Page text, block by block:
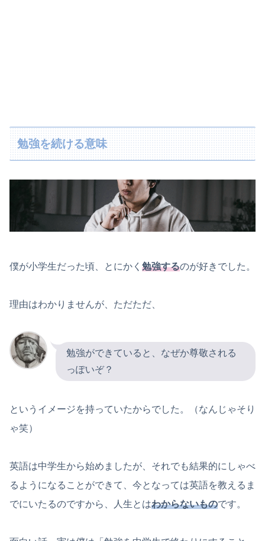
勉強を続ける意味
僕が小学生だった頃、とにかく 勉強するのが好きでした。
理由はわかりませんが、ただただ、
勉強ができていると、なぜか尊敬される
っぽいぞ？
というイメージを持っていたからでした。（なんじゃそり
ゃ笑）
英語は中学生から始めましたが、それでも結果的にしゃべ
るようになることができて、今となっては英語を教えるま
でにいたるのですから、人生とはわからないものです。